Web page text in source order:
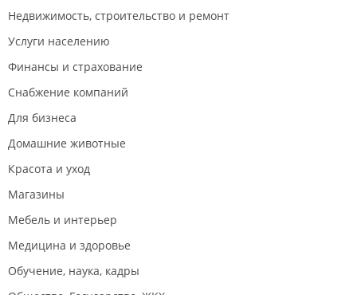
Примерив, оказалось, что все же не до конца
понятно, как сядет именно желаемый цвет, поэтому
мы попросили ВСЕ ЖЕ снять платье с манекена для
ПЕРЕСПРОСИЛИ точно ли стоит снимать, уверены
ли мы, что нам нравится.
на сколько надо быть ленивой и не
заинтересованной, чтобы снятие с манекена для
проблему.
Не выдержав, я начала возмущаться, почему вы
снимаете платье, в чем проблема?
На что, соответственно, меня выставили
грубиянкой. Как будто, чтобы снять платье с
Недвижимость, строительство и ремонт
Услуги населению
Финансы и страхование
Снабжение компаний
Для бизнеса
Домашние животные
Красота и уход
Магазины
Мебель и интерьер
Медицина и здоровье
Обучение, наука, кадры